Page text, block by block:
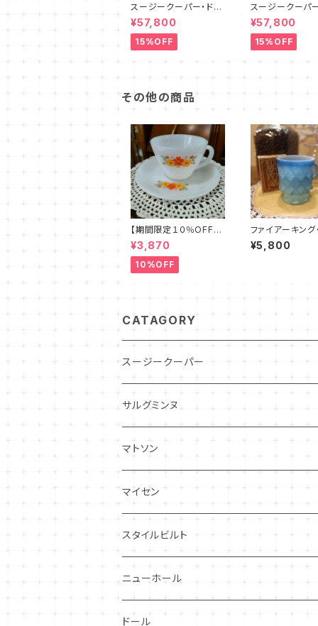
スージークーパー・ドレ
スデンスプレイ・ティー
フォーツー・セット PLU
S（SCDR6001）
¥57,800
15%OFF
スージークーパ
スデンスプレイ・
ット（ピンク）
3
¥57,800
15%OFF
その他の商品
【期間限定１０％OFF】
ファイアーキング・フラ
ワー・カップ＆ソーサー
（FKFW0001）
¥3,870
10%OFF
ファイアーキング
バリー・マグカッ
ー（FKKB0015）
¥5,800
CATAGORY
スージークーパー
パトリシアローズ
ドレスデンスプレイ
プランタン
グレンミスト
スワンシースプレイ
グレイ社
サルグミンヌ
ニーナローサ
FAVORI
CIBON
マトソン
マイセン
スタイルビルト
ニューホール
ドール